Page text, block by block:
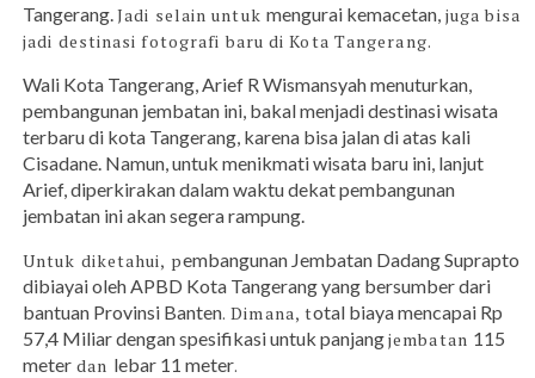
Tangerang.Jadi selain untuk mengurai kemacetan,juga bisa
jadi destinasi fotografi baru di Kota Tangerang.
Wali Kota Tangerang, Arief R Wismansyah menuturkan,
pembangunan jembatan ini, bakal menjadi destinasi wisata
terbaru di kota Tangerang, karena bisa jalan di atas kali
Cisadane. Namun, untuk menikmati wisata baru ini, lanjut
Arief, diperkirakan dalam waktu dekat pembangunan
jembatan ini akan segera rampung.
Untuk diketahui, pembangunan Jembatan Dadang Suprapto
dibiayai oleh APBD Kota Tangerang yang bersumber dari
bantuan Provinsi Banten. Dimana, total biaya mencapai Rp
57,4 Miliar dengan spesifikasi untuk panjangjembatan 115
meter dan lebar 11 meter.